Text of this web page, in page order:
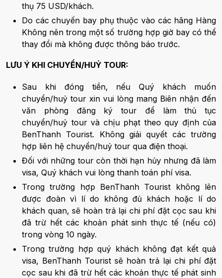
thụ 75 USD/khách.
Do các chuyến bay phụ thuộc vào các hãng Hàng
Không nên trong một số trường hợp giờ bay có thể
thay đổi mà không được thông báo trước.
LƯU Ý KHI CHUYỂN/HUỶ TOUR:
Sau khi đóng tiền, nếu Quý khách muốn
chuyển/huỷ tour xin vui lòng mang Biên nhận đến
văn phòng đăng ký tour để làm thủ tục
chuyển/huỷ tour và chịu phạt theo quy định của
BenThanh Tourist. Không giải quyết các trường
hợp liên hệ chuyển/huỷ tour qua điện thoại.
Đối với những tour còn thời hạn hủy nhưng đã làm
visa, Quý khách vui lòng thanh toán phí visa.
Trong trường hợp BenThanh Tourist không lên
được đoàn vì lí do không đủ khách hoặc lí do
khách quan, sẽ hoàn trả lại chi phí đặt cọc sau khi
đã trừ hết các khoản phát sinh thực tế (nếu có)
trong vòng 10 ngày.
Trong trường hợp quý khách không đạt kết quả
visa, BenThanh Tourist sẽ hoàn trả lại chi phí đặt
cọc sau khi đã trừ hết các khoản thực tế phát sinh